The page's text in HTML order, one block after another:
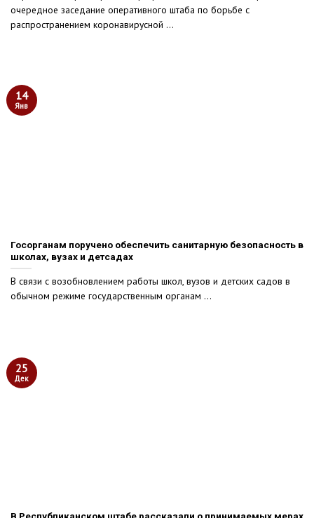
очередное заседание оперативного штаба по борьбе с
распространением коронавирусной ...
Госорганам поручено обеспечить санитарную безопасность в
школах, вузах и детсадах
В связи с возобновлением работы школ, вузов и детских садов в
обычном режиме государственным органам ...
14
Янв
25
Дек